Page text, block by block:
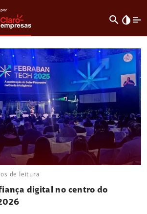
search invert_colors
de leitura
digital no centro do